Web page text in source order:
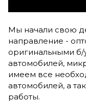
Мы начали свою
направление -
оригинальными б/
автомобилей,
имеем все
автомобилей, а
работы.